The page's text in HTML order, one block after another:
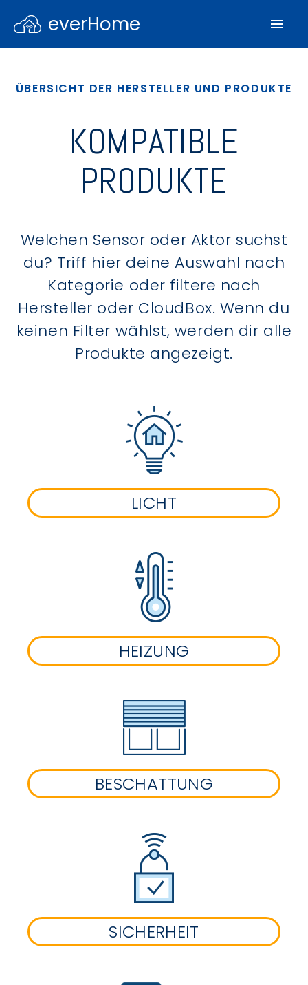
everHome
ÜBERSICHT DER HERSTELLER UND PRODUKTE
KOMPATIBLE
PRODUKTE
Welchen Sensor oder Aktor suchst
du? Triff hier deine Auswahl nach
Kategorie oder filtere nach
Hersteller oder CloudBox. Wenn du
keinen Filter wählst, werden dir alle
Produkte angezeigt.
LICHT
HEIZUNG
BESCHATTUNG
SICHERHEIT